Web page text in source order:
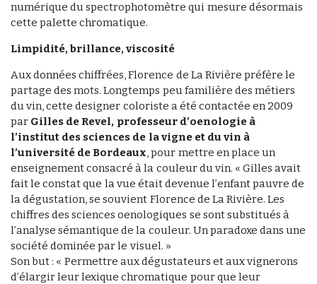
numérique du spectrophotomètre qui mesure désormais
cette palette chromatique.
Limpidité, brillance, viscosité
Aux données chiffrées, Florence de La Rivière préfère le
partage des mots. Longtemps peu familière des métiers
du vin, cette designer coloriste a été contactée en 2009
par Gilles de Revel, professeur d’oenologie à
l’institut des sciences de la vigne et du vin à
l’université de Bordeaux, pour mettre en place un
enseignement consacré à la couleur du vin. « Gilles avait
fait le constat que la vue était devenue l’enfant pauvre de
la dégustation, se souvient Florence de La Rivière. Les
chiffres des sciences oenologiques se sont substitués à
l’analyse sémantique de la couleur. Un paradoxe dans une
société dominée par le visuel. »
Son but : « Permettre aux dégustateurs et aux vignerons
d’élargir leur lexique chromatique pour que leur